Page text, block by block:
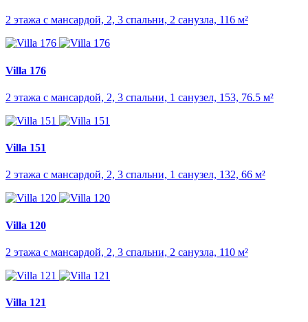
2 этажа с мансардой, 2, 3 спальни, 2 санузла, 116 м²
Villa 176
2 этажа с мансардой, 2, 3 спальни, 1 санузел, 153, 76.5 м²
Villa 151
2 этажа с мансардой, 2, 3 спальни, 1 санузел, 132, 66 м²
Villa 120
2 этажа с мансардой, 2, 3 спальни, 2 санузла, 110 м²
Villa 121